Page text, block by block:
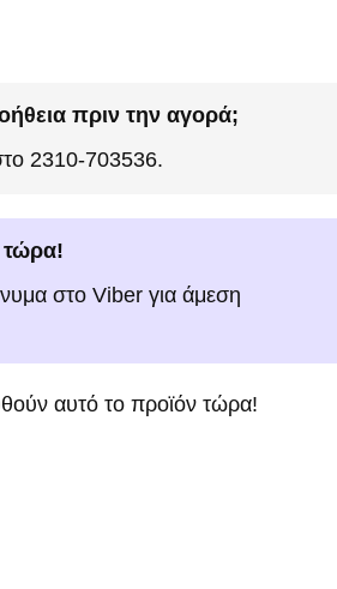
πριν την αγορά;
2310-703536.
τώρα!
στο Viber για άμεση
αυτό το προϊόν τώρα!